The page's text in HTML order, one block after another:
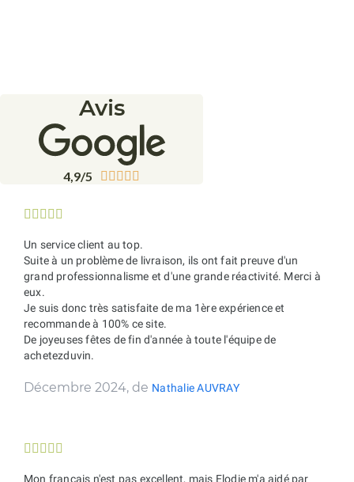
Avis
4,9/5     
    
Un service client au top.
Suite à un problème de livraison, ils ont fait preuve d'un
grand professionnalisme et d'une grande réactivité. Merci à
eux.
Je suis donc très satisfaite de ma 1ère expérience et
recommande à 100% ce site.
De joyeuses fêtes de fin d'année à toute l'équipe de
achetezduvin.
Décembre 2024, de Nathalie AUVRAY
    
Mon français n'est pas excellent, mais Elodie m'a aidé par